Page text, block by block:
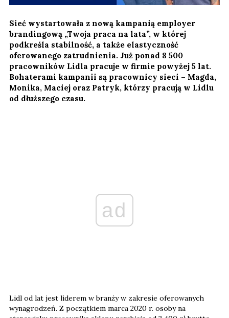
Sieć wystartowała z nową kampanią employer
brandingową „Twoja praca na lata”, w której
podkreśla stabilność, a także elastyczność
oferowanego zatrudnienia. Już ponad 8 500
pracowników Lidla pracuje w firmie powyżej 5 lat.
Bohaterami kampanii są pracownicy sieci – Magda,
Monika, Maciej oraz Patryk, którzy pracują w Lidlu
od dłuższego czasu.
ad
Lidl od lat jest liderem w branży w zakresie oferowanych
wynagrodzeń. Z początkiem marca 2020 r. osoby na